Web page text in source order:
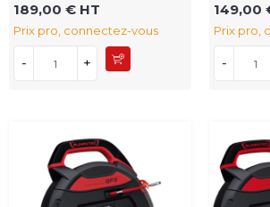
189,00 € HT
Prix pro, connectez-vous
- +
149,00
Prix pro,
-